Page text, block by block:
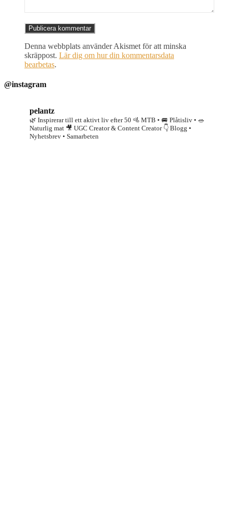
Denna webbplats använder Akismet för att minska
skräppost. Lär dig om hur din kommentarsdata
bearbetas.
@instagram
pelantz
🌿 Inspirerar till ett aktivt liv efter 50 🚵 MTB • 🚐 Plåtisliv • 🥗
Naturlig mat 🎥 UGC Creator & Content Creator👇 Blogg •
Nyhetsbrev • Samarbeten